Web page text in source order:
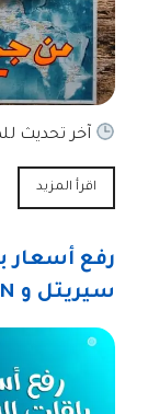
آخر تحديث للمقال: 3 مارس, 2026في
اقرأ المزيد
رفع أسعار
سيريتل و MTN